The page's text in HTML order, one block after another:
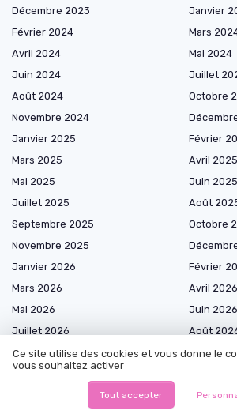
Décembre 2023
Janvier
Février 2024
Mars
Avril 2024
Mai 2024
Juin 2024
Juillet
Août 2024
Octobre
Novembre 2024
Janvier 2025
Février
Mars 2025
Avril 2025
Mai 2025
Juin 2025
Juillet 2025
Août
Septembre 2025
Octobre
Novembre 2025
Janvier 2026
Février
Mars 2026
Avril 2026
Mai 2026
Juin 2026
Juillet 2026
Août
Ce site utilise des cookies et vous donne le
vous souhaitez activer
Tout accepter